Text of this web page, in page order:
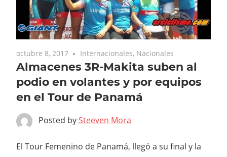
octubre 8, 2017 Internacionales, Nacionales
Almacenes 3R-Makita suben al
podio en volantes y por equipos
en el Tour de Panamá
Posted bySteeven Mora
El Tour Femenino de Panamá, llegó a su final y la